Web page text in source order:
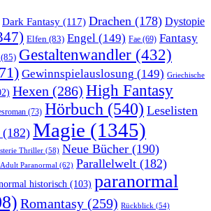
Dark Fantasy (117) Drachen (178) Dystopie
Elfen (83) Engel (149) Fae (69) Fantasy
Gestaltenwandler (432)
Gewinnspielauslosung (149) Griechische
Hexen (286) High Fantasy
(73) Hörbuch (540) Leselisten
(182) Magie (1345)
Thriller (58) Neue Bücher (190)
Paranormal (62) Parallelwelt (182)
historisch (103) paranormal
Romantasy (259) Rückblick (54)